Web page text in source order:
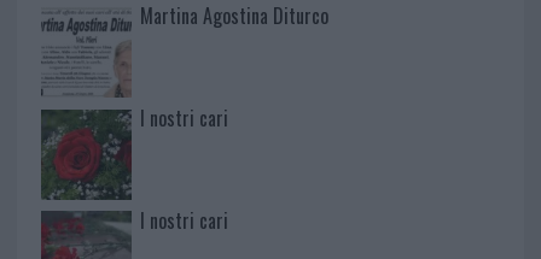
Martina Agostina Diturco
I nostri cari
I nostri cari